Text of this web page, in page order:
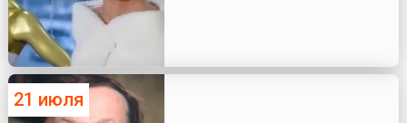
21 июля